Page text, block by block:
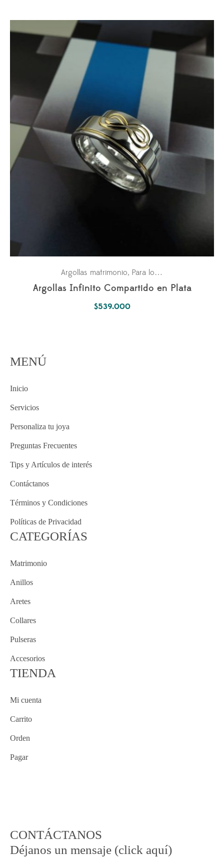
Argollas matrimonio, Para los dos
Argollas Infinito Compartido en Plata
$539.000
MENÚ
Inicio
Servicios
Personaliza tu joya
Preguntas Frecuentes
Tips y Artículos de interés
Contáctanos
Términos y Condiciones
Políticas de Privacidad
CATEGORÍAS
Matrimonio
Anillos
Aretes
Collares
Pulseras
Accesorios
TIENDA
Mi cuenta
Carrito
Orden
Pagar
CONTÁCTANOS
Déjanos un mensaje (click aquí)